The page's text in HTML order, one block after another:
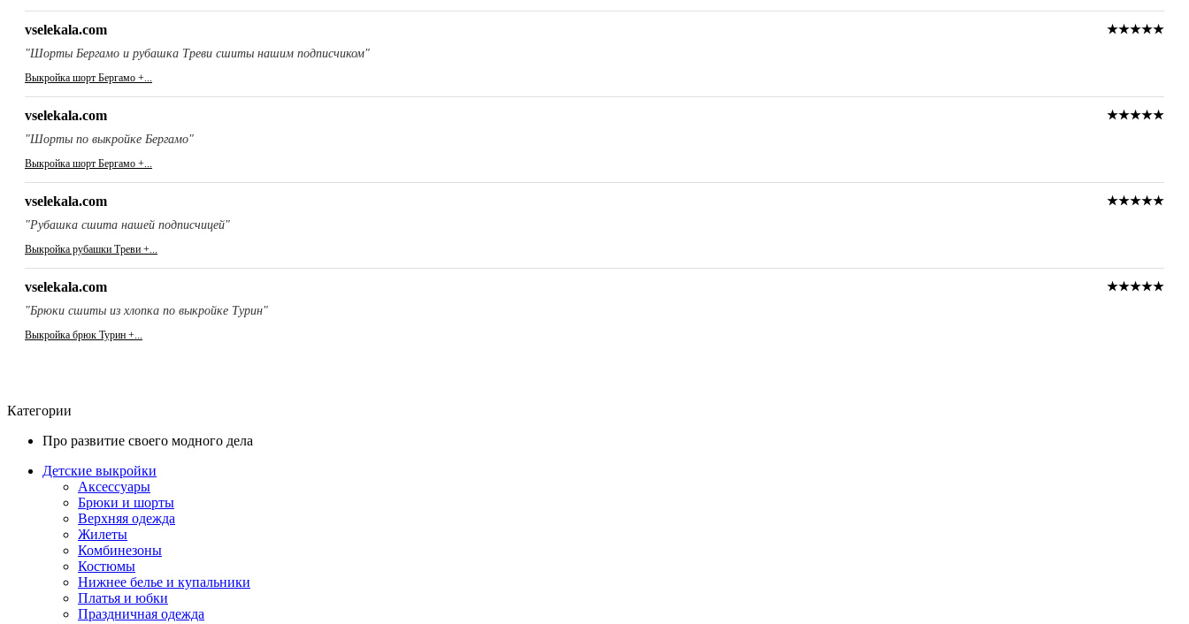
vselekala.com
★★★★★
"Шорты Бергамо и рубашка Треви сшиты нашим подписчиком"
Выкройка шорт Бергамо +...
vselekala.com
★★★★★
"Шорты по выкройке Бергамо"
Выкройка шорт Бергамо +...
vselekala.com
★★★★★
"Рубашка сшита нашей подписчицей"
Выкройка рубашки Треви +...
vselekala.com
★★★★★
"Брюки сшиты из хлопка по выкройке Турин"
Выкройка брюк Турин +...
Категории
Про развитие своего модного дела
Детские выкройки
Аксессуары
Брюки и шорты
Верхняя одежда
Жилеты
Комбинезоны
Костюмы
Нижнее белье и купальники
Платья и юбки
Праздничная одежда